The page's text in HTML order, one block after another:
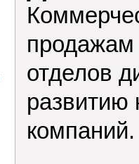
продажам
отделов
развитию
компаний.